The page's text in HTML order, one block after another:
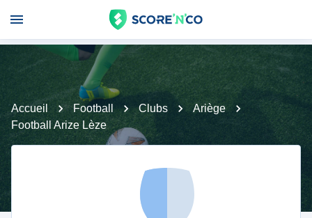
Accueil Football Clubs
Ariège
Football Arize Lèze